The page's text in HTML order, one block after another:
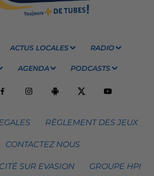
ACTUS LOCALES RADIO
AGENDA PODCASTS
RÈGLEMENT DES JEUX
CONTACTEZ NOUS
SUR EVASION GROUPE HPI